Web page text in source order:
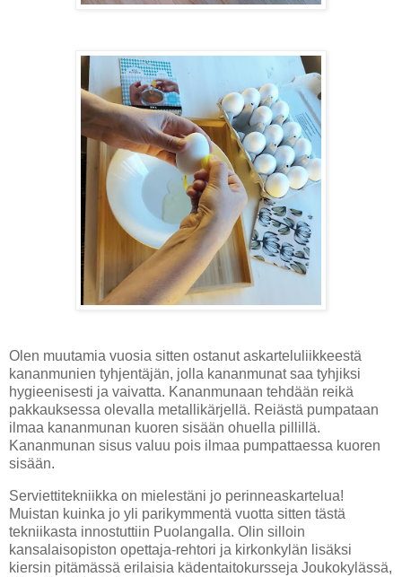
Olen muutamia vuosia sitten ostanut askarteluliikkeestä
kananmunien tyhjentäjän, jolla kananmunat saa tyhjiksi
hygieenisesti ja vaivatta. Kananmunaan tehdään reikä
pakkauksessa olevalla metallikärjellä. Reiästä pumpataan
ilmaa kananmunan kuoren sisään ohuella pillillä.
Kananmunan sisus valuu pois ilmaa pumpattaessa kuoren
sisään.
Serviettitekniikka on mielestäni jo perinneaskartelua!
Muistan kuinka jo yli parikymmentä vuotta sitten tästä
tekniikasta innostuttiin Puolangalla. Olin silloin
kansalaisopiston opettaja-rehtori ja kirkonkylän lisäksi
kiersin pitämässä erilaisia kädentaitokursseja Joukokylässä,